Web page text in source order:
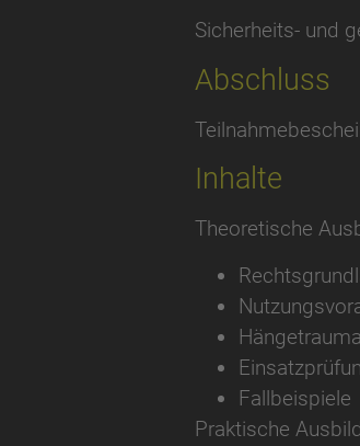
Sicherheits- und
Abschluss
Inhalte
Theoretische
Fallbeispiele
Praktische